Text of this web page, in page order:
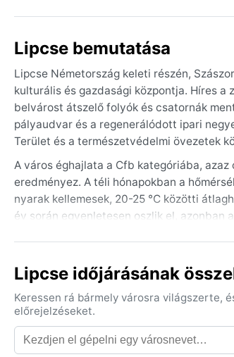
Lipcse bemutatása
Lipcse Németország keleti részén,
kulturális és gazdasági központja. Híres
belvárost átszelő folyók és csatornák
pályaudvar és a regenerálódott ipari
Terület és a természetvédelmi övezetek
A város éghajlata a Cfb kategóriába,
eredményez. A téli hónapokban a
nyarak kellemesek, 20-25 °C közötti
év során egyenletesen oszlik el, azonban
csapadék is ritkább. Különleges időjárási
városra, a nyár vége pedig zivatarokat
az év bármely szakában élvezhető a
Lipcse időjárásának
Keressen rá bármely városra világszerte,
előrejelzéseket.